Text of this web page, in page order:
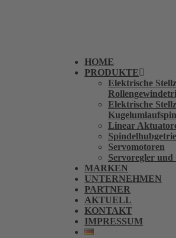
HOME
PRODUKTE
Elektrische
Elektrische
Linear
Servomotoren
Servoregler
MARKEN
UNTERNEHMEN
PARTNER
AKTUELL
KONTAKT
IMPRESSUM